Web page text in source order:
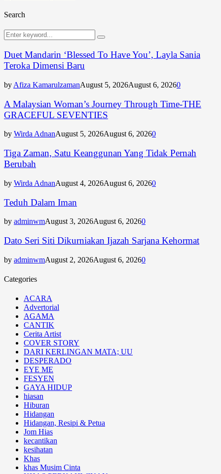
Search
Search
for:
Search
Duet Mandarin ‘Blessed To Have You’, Layla Sania
Teroka Dimensi Baru
by Afiza KamarulzamanAugust 5, 2026August 6, 20260
A Malaysian Woman’s Journey Through Time-THE
GRACEFUL SEVENTIES
by Wirda AdnanAugust 5, 2026August 6, 20260
Tiga Zaman, Satu Keanggunan Yang Tidak Pernah
Berubah
by Wirda AdnanAugust 4, 2026August 6, 20260
Teduh Dalam Iman
by adminwmAugust 3, 2026August 6, 20260
Dato Seri Siti Dikurniakan Ijazah Sarjana Kehormat
by adminwmAugust 2, 2026August 6, 20260
Categories
ACARA
Advertorial
AGAMA
CANTIK
Cerita Artist
COVER STORY
DARI KERLINGAN MATA; UU
DESPERADO
EYE ME
FESYEN
GAYA HIDUP
hiasan
Hiburan
Hidangan
Hidangan, Resipi & Petua
Jom Hias
kecantikan
kesihatan
Khas
khas Musim Cinta